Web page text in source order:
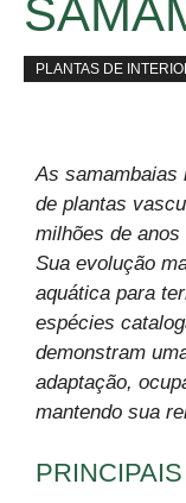
PLANTAS DE
As samambaias
de plantas
milhões de
Sua evolução
aquática para
espécies
demonstram
adaptação,
mantendo sua